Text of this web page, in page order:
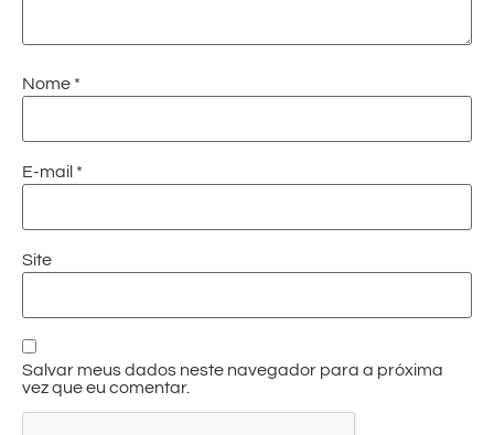
Nome *
E-mail *
Site
Salvar meus dados neste navegador para a próxima
vez que eu comentar.